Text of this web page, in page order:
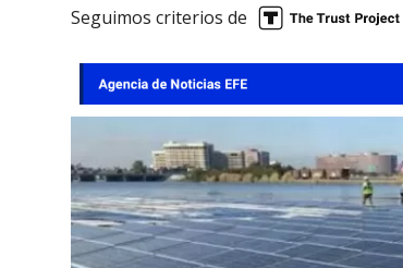
Seguimos criterios de